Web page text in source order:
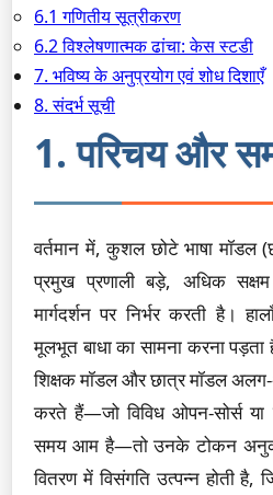
6.1 गणितीय सूत्रीकरण
6.2 विश्लेषणात्मक ढांचा: केस स्टडी
7. भविष्य के अनुप्रयोग एवं शोध दिशाएँ
8. संदर्भ सूची
1. परिचय और
वर्तमान में, कुशल छोटे भाषा मॉडल
प्रमुख प्रणाली बड़े, अधिक
मार्गदर्शन पर निर्भर करती है।
मूलभूत बाधा का सामना करना पड़ता
शिक्षक मॉडल और छात्र मॉडल
करते हैं—जो विविध ओपन-सोर्स
समय आम है—तो उनके टोकन
वितरण में विसंगति उत्पन्न होती है,